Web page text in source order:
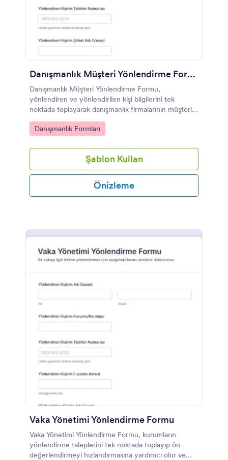
Danışmanlık Müşteri Yönlendirme Formu
Danışmanlık Müşteri Yönlendirme Formu,
yönlendiren ve yönlendirilen kişi bilgilerini tek
noktada toplayarak danışmanlık firmalarının müşteri
yönlendirmelerini Jotform üzerinden düzenli
biçimde takip etmesine yardımcı olur.
Go to Category:
Danışmanlık Formları
Şablon Kullan
Önizleme
Vaka Yönetimi Yönlendirme Formu
Vaka Yönetimi Yönlendirme Formu, kurumların
yönlendirme taleplerini tek noktada toplayıp ön
değerlendirmeyi hızlandırmasına yardımcı olur ve